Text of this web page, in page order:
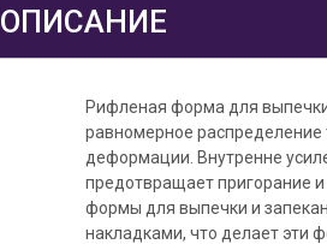
ОПИСАНИЕ
Рифленая форма для выпечки
равномерное распределение
деформации. Внутренне
предотвращает пригорание
формы для выпечки и
накладками, что делает эти